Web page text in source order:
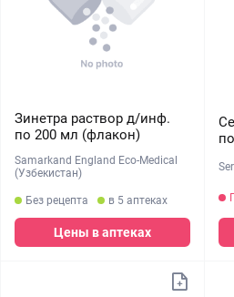
Зинетра раствор д/инф.
по 200 мл (флакон)
Samarkand England Eco-Medical
(Узбекистан)
Без рецепта в 5 аптеках
Цены в аптеках